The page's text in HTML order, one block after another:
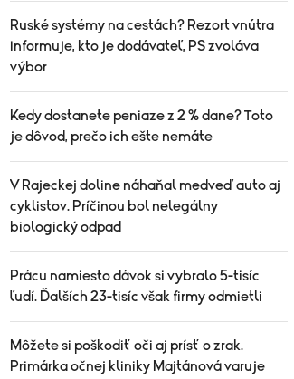
Ruské systémy na cestách? Rezort vnútra
informuje, kto je dodávateľ, PS zvoláva
výbor
Kedy dostanete peniaze z 2 % dane? Toto
je dôvod, prečo ich ešte nemáte
V Rajeckej doline náhaňal medveď auto aj
cyklistov. Príčinou bol nelegálny
biologický odpad
Prácu namiesto dávok si vybralo 5-tisíc
ľudí. Ďalších 23-tisíc však firmy odmietli
Môžete si poškodiť oči aj prísť o zrak.
Primárka očnej kliniky Majtánová varuje